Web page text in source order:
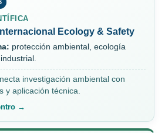
Ecology & Safety
protección ambiental, ecología
investigación ambiental con
y aplicación técnica.
→